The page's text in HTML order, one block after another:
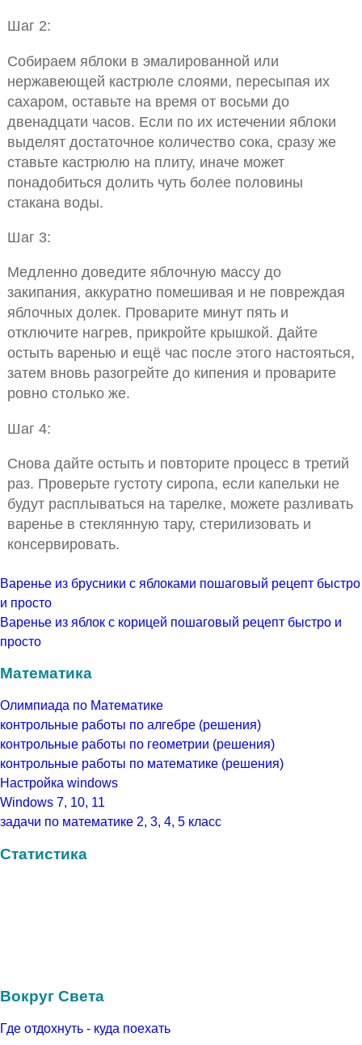
Шаг 2:
Собираем яблоки в эмалированной или
нержавеющей кастрюле слоями, пересыпая их
сахаром, оставьте на время от восьми до
двенадцати часов. Если по их истечении яблоки
выделят достаточное количество сока, сразу же
ставьте кастрюлю на плиту, иначе может
понадобиться долить чуть более половины
стакана воды.
Шаг 3:
Медленно доведите яблочную массу до
закипания, аккуратно помешивая и не повреждая
яблочных долек. Проварите минут пять и
отключите нагрев, прикройте крышкой. Дайте
остыть варенью и ещё час после этого настояться,
затем вновь разогрейте до кипения и проварите
ровно столько же.
Шаг 4:
Снова дайте остыть и повторите процесс в третий
раз. Проверьте густоту сиропа, если капельки не
будут расплываться на тарелке, можете разливать
варенье в стеклянную тару, стерилизовать и
консервировать.
Варенье из брусники с яблоками пошаговый рецепт быстро
и просто
Варенье из яблок с корицей пошаговый рецепт быстро и
просто
Математика
Олимпиада по Математике
контрольные работы по алгебре (решения)
контрольные работы по геометрии (решения)
контрольные работы по математике (решения)
Настройка windows
Windows 7, 10, 11
задачи по математике 2, 3, 4, 5 класс
Статистика
Вокруг Света
Где отдохнуть - куда поехать